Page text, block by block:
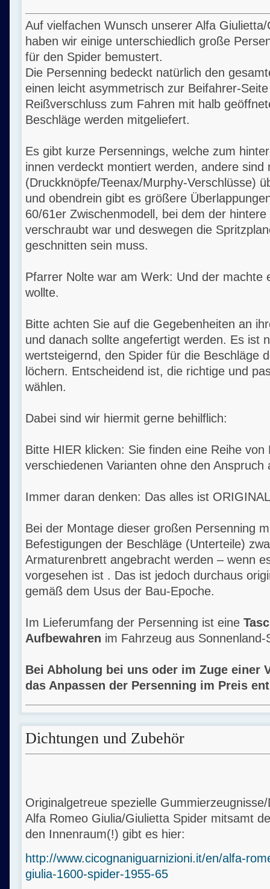
Auf vielfachen Wunsch unserer Alfa
haben wir einige unterschiedlich große
für den Spider bemustert.
Die Persenning bedeckt natürlich den
einen leicht asymmetrisch zur Beifahrer-
Reißverschluss zum Fahren mit halb
Beschläge werden mitgeliefert.
Es gibt kurze Persennings, welche zum
innen verdeckt montiert werden, andere sind
(Druckknöpfe/Teenax/Murphy-Verschlüsse)
und obendrein gibt es größere
60/61er Zwischenmodell, bei dem der
verschraubt war und deswegen die
geschnitten sein muss.
Pfarrer Nolte war am Werk: Und der machte
wollte.
Bitte achten Sie auf die Gegebenheiten an
und danach sollte angefertigt werden. Es ist
wertsteigernd, den Spider für die Beschläge
löchern. Entscheidend ist, die richtige und
wählen.
Dabei sind wir hiermit gerne behilflich:
Bitte HIER klicken: Sie finden eine Reihe von
verschiedenen Varianten ohne den Anspruch
Immer daran denken: Das alles ist
Bei der Montage dieser großen Persenning
Befestigungen der Beschläge (Unterteile)
Armaturenbrett angebracht werden – wenn
vorgesehen ist . Das ist jedoch durchaus
gemäß dem Usus der Bau-Epoche.
Im Lieferumfang der Persenning ist eine
Aufbewahren im Fahrzeug aus
Bei Abholung bei uns oder im Zuge einer
das Anpassen der Persenning im Preis
Dichtungen und Zubehör
Originalgetreue spezielle
Alfa Romeo Giulia/Giulietta Spider mitsamt
den Innenraum(!) gibt es hier:
http://www.cicognaniguarnizioni.it/en/alfa-
giulia-1600-spider-1955-65